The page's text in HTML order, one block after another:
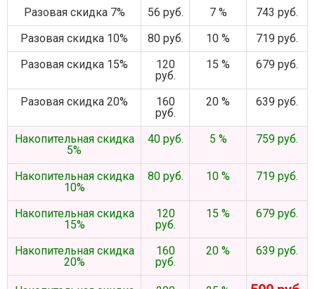
Разовая скидка 7%
56 руб. 7 %
743 руб.
Разовая скидка 10%
80 руб. 10 %
719 руб.
Разовая скидка 15%
120
руб.
15 % 679 руб.
Разовая скидка 20%
160
руб.
20 % 639 руб.
Накопительная скидка
5%
40 руб. 5 % 759 руб.
Накопительная скидка
10%
80 руб. 10 % 719 руб.
Накопительная скидка
15%
120
руб.
15 % 679 руб.
Накопительная скидка
20%
160
руб.
20 % 639 руб.